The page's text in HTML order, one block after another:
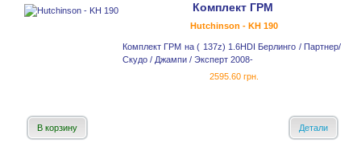
Комплект ГРМ
Hutchinson - KH 190
Комплект ГРМ на ( 137z) 1.6HDI Берлинго / Партнер/
Скудо / Джампи / Эксперт 2008-
2595.60 грн.
В корзину Детали